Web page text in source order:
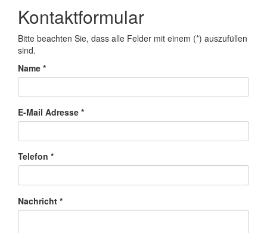
Kontaktformular
Bitte beachten Sie, dass alle Felder mit einem (*) auszufüllen
sind.
Name *
E-Mail Adresse *
Telefon *
Nachricht *